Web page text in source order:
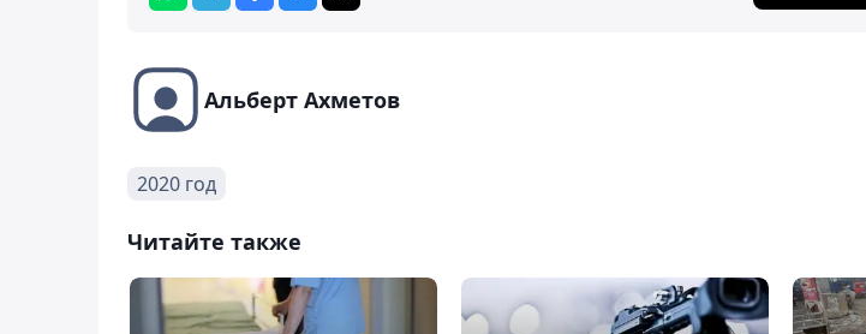
Альберт Ахметов
2020 год
Читайте также